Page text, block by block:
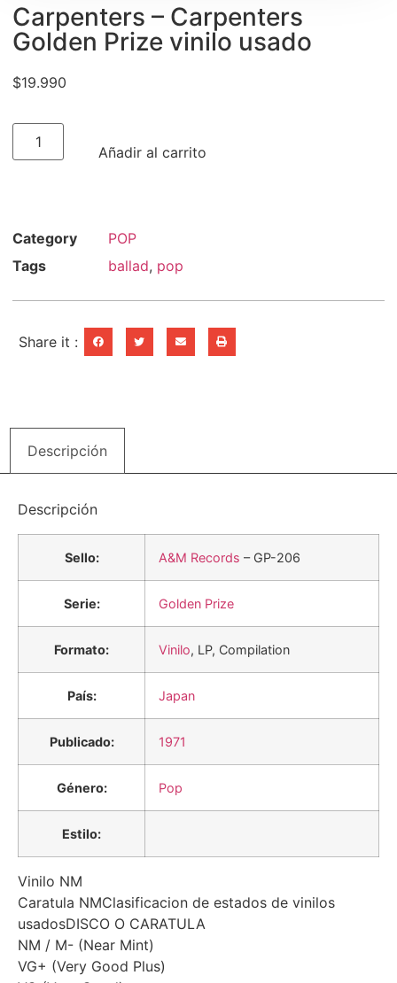
Carpenters ‎– Carpenters
Golden Prize vinilo usado
$19.990
Añadir al carrito
Category
POP
Tags
ballad, pop
Share it :
Descripción
Descripción
Sello: A&M Records – GP-206
Serie: Golden Prize
Formato: Vinilo, LP, Compilation
País: Japan
Publicado: 1971
Género: Pop
Estilo:
Vinilo NM
Caratula NMClasificacion de estados de vinilos
usadosDISCO O CARATULA
NM / M- (Near Mint)
VG+ (Very Good Plus)